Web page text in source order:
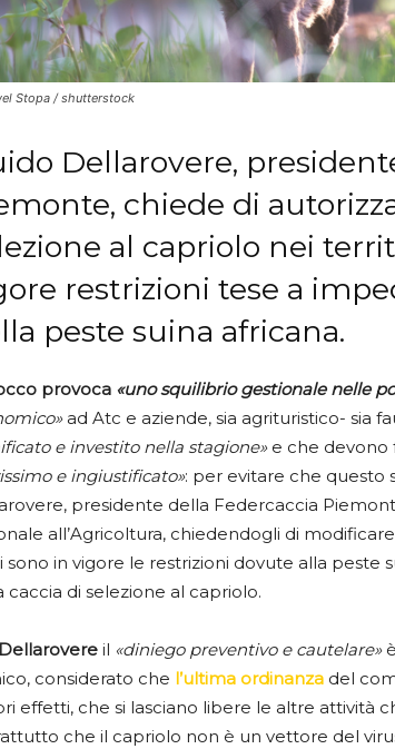
Stopa / shutterstock
Dellarovere,
chiede di
al capriolo nei
restrizioni tese a
peste suina africana.
provoca «uno squilibrio gestionale nelle
ad Atc e aziende, sia agrituristico- sia
e investito nella stagione»e che devono
e ingiustificato»: per evitare che questo
presidente della Federcaccia
all’Agricoltura, chiedendogli di
sono in vigore le restrizioni dovute alla peste
caccia di selezione al capriolo.
il «diniego preventivo e cautelare»
considerato che l’ultima ordinanza del
effetti, che si lasciano libere le altre attività
che il capriolo non è un vettore del